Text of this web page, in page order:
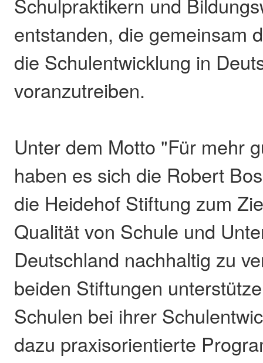
Schulpraktikern und
entstanden, die gemeinsam
die Schulentwicklung in
voranzutreiben.
Unter dem Motto "Für mehr
haben es sich die Robert
die Heidehof Stiftung zum
Qualität von Schule und
Deutschland nachhaltig zu
beiden Stiftungen
Schulen bei ihrer
dazu praxisorientierte